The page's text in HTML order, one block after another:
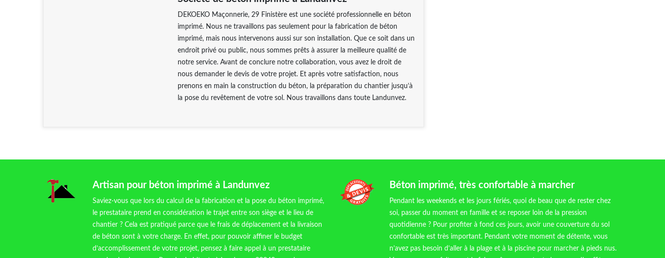
DEKOEKO Maçonnerie, 29 Finistère est une société professionnelle en béton
imprimé. Nous ne travaillons pas seulement pour la fabrication de béton
imprimé, mais nous intervenons aussi sur son installation. Que ce soit dans un
endroit privé ou public, nous sommes prêts à assurer la meilleure qualité de
notre service. Avant de conclure notre collaboration, vous avez le droit de
nous demander le devis de votre projet. Et après votre satisfaction, nous
prenons en main la construction du béton, la préparation du chantier jusqu’à
la pose du revêtement de votre sol. Nous travaillons dans toute Landunvez.
Artisan pour béton imprimé à Landunvez
Saviez-vous que lors du calcul de la fabrication et la pose du béton imprimé,
le prestataire prend en considération le trajet entre son siège et le lieu de
chantier ? Cela est pratiqué parce que le frais de déplacement et la livraison
de béton sont à votre charge. En effet, pour pouvoir affiner le budget
d’accomplissement de votre projet, pensez à faire appel à un prestataire
Béton imprimé, très confortable à marcher
Pendant les weekends et les jours fériés, quoi de beau que de rester chez
soi, passer du moment en famille et se reposer loin de la pression
quotidienne ? Pour profiter à fond ces jours, avoir une couverture du sol
confortable est très important. Pendant votre moment de détente, vous
n’avez pas besoin d’aller à la plage et à la piscine pour marcher à pieds nus.